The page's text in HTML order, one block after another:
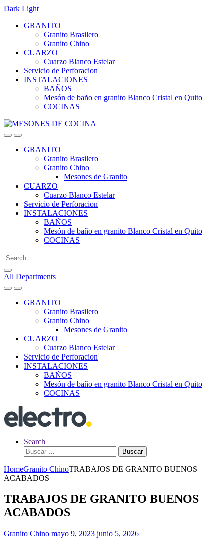
Dark Light
Skip
navigation
Skip
GRANITO
Granito Brasilero
Granito Chino
CUARZO
Cuarzo Blanco Estelar
Servicio de Perforacion
INSTALACIONES
BAÑOS
Mesón de baño en granito Blanco Cristal en Quito
COCINAS
GRANITO
Granito Brasilero
Granito Chino
Mesones de Granito
CUARZO
Cuarzo Blanco Estelar
Servicio de Perforacion
INSTALACIONES
BAÑOS
Mesón de baño en granito Blanco Cristal en Quito
COCINAS
Search
for:
All Departments
GRANITO
Granito Brasilero
Granito Chino
Mesones de Granito
CUARZO
Cuarzo Blanco Estelar
Servicio de Perforacion
INSTALACIONES
BAÑOS
Mesón de baño en granito Blanco Cristal en Quito
COCINAS
Search
Buscar:
HomeGranito ChinoTRABAJOS DE GRANITO BUENOS
ACABADOS
TRABAJOS DE GRANITO BUENOS
ACABADOS
Granito Chino mayo 9, 2023 junio 5, 2026